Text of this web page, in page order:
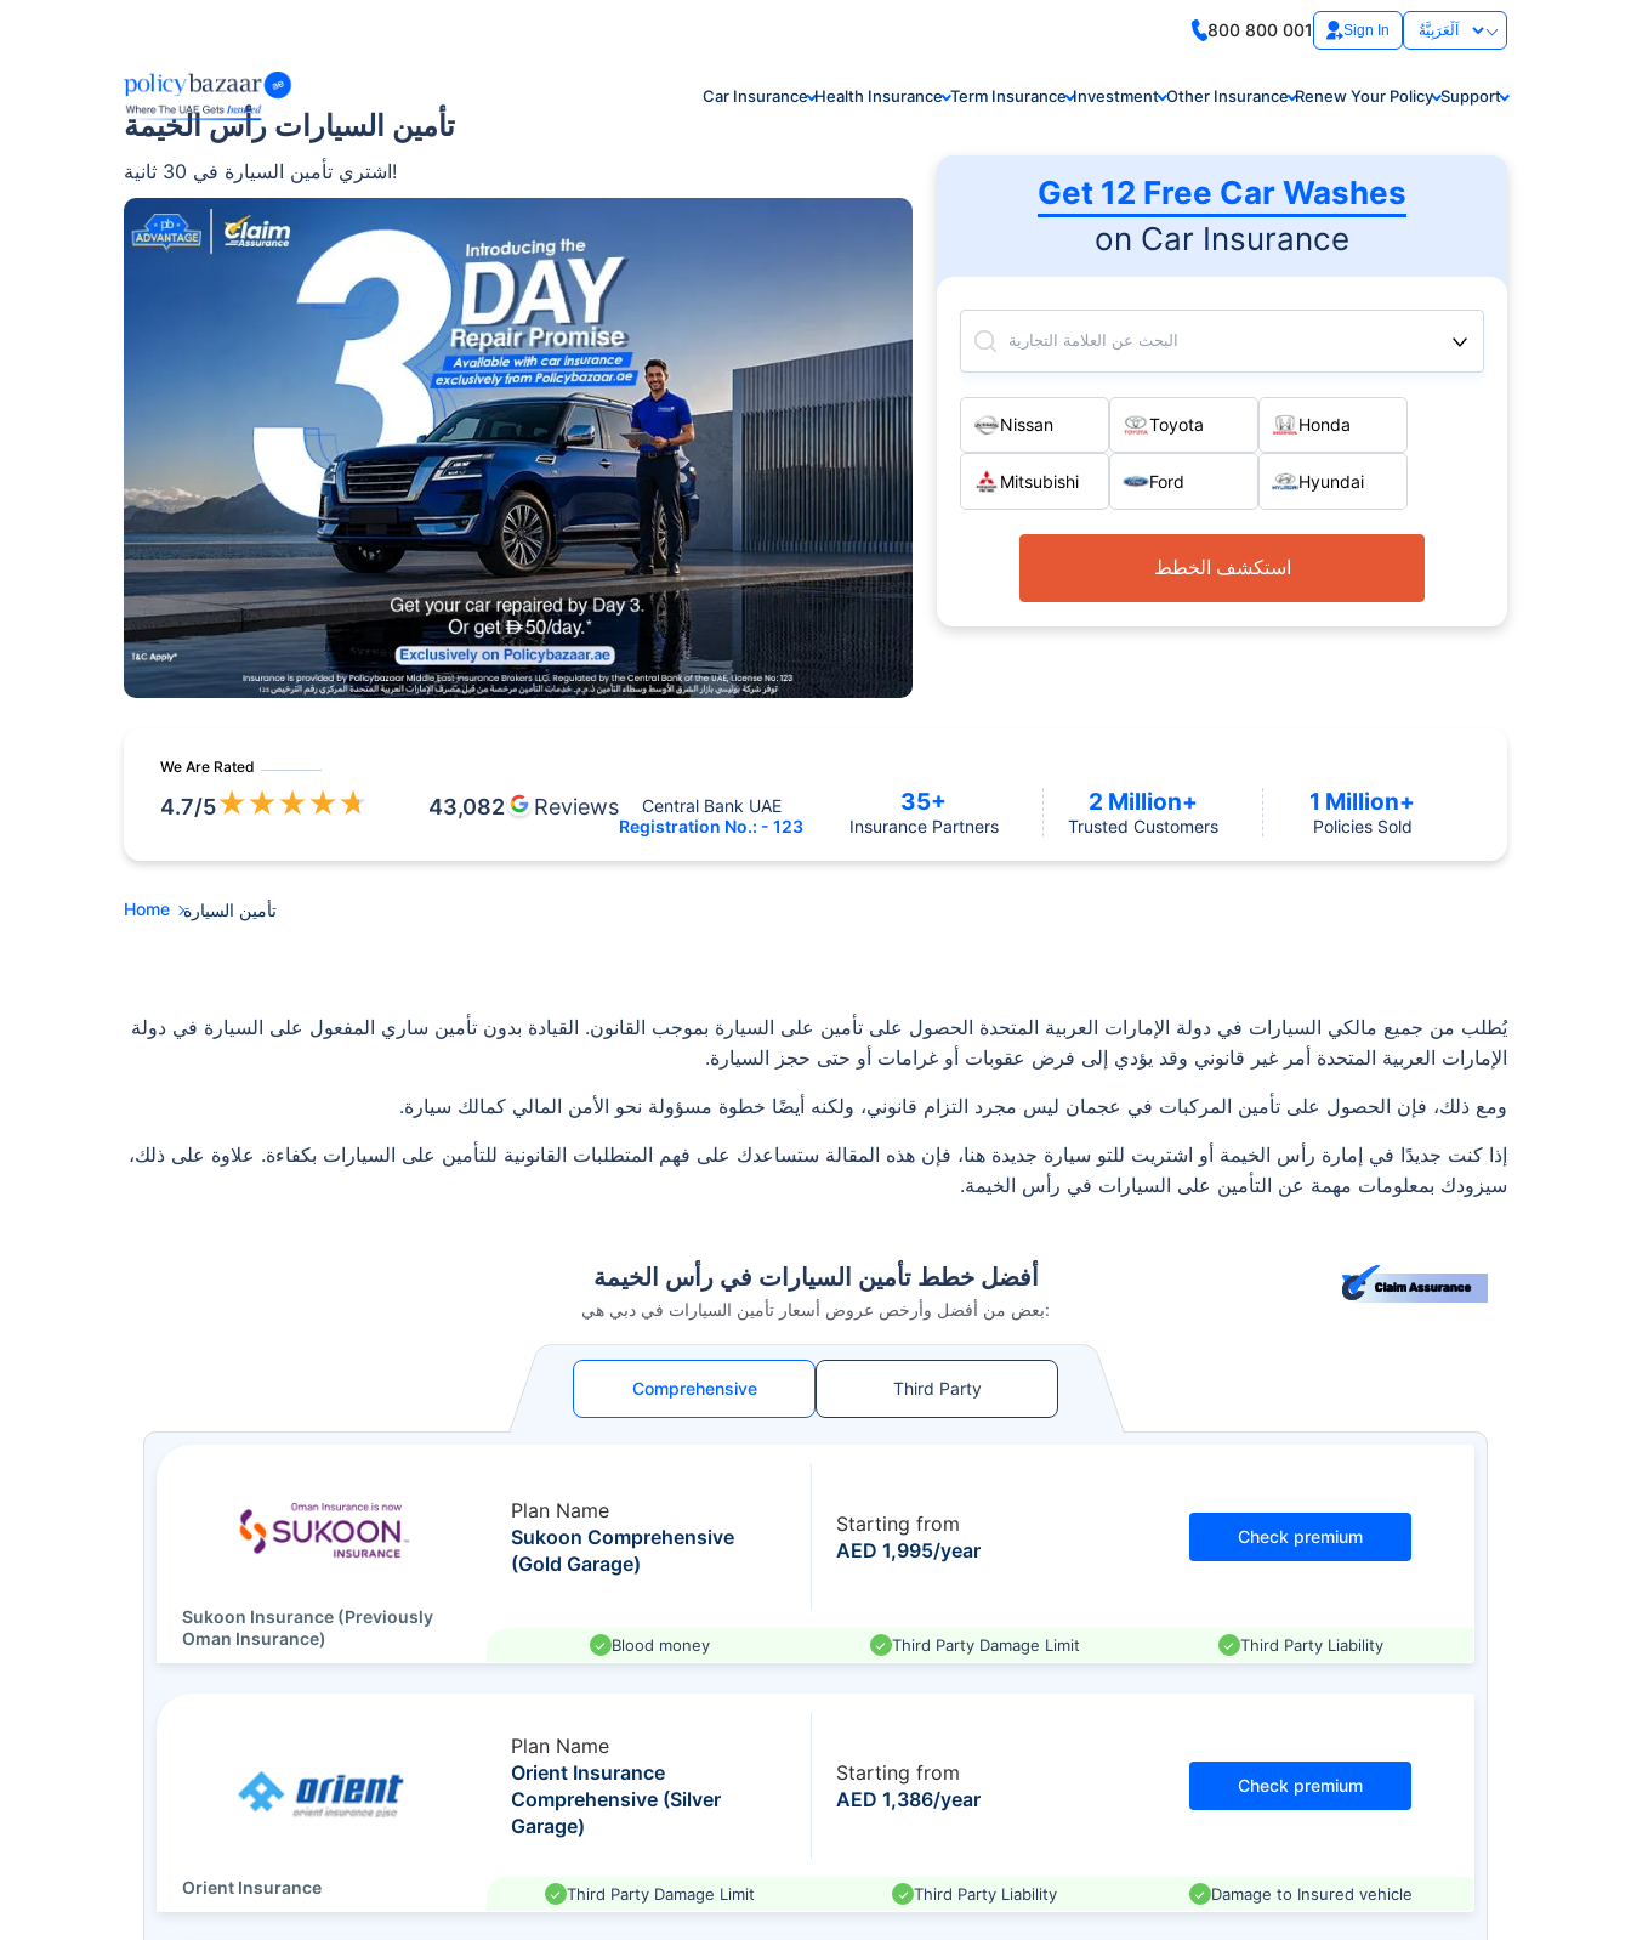
800 800 001 Sign In
Car Insurance Health Insurance Term Insurance Investment Other Insurance Renew Your Policy Support
تأمين السيارات رأس الخيمة
اشتري تأمين السيارة في 30 ثانية!
Get 12 Free Car Washes
on Car Insurance
البحث عن العلامة التجارية
Nissan Toyota Honda
Mitsubishi Ford Hyundai
استكشف الخطط
We Are Rated
4.7/5★★★★★ 43,082 Reviews
Central Bank UAE
Registration No.: - 123
35+
Insurance Partners
2 Million+
Trusted Customers
1 Million+
Policies Sold
Home تأمين السيارة
يُطلب من جميع مالكي السيارات في دولة الإمارات العربية المتحدة الحصول على تأمين على السيارة بموجب القانون. القيادة بدون تأمين ساري المفعول على السيارة في دولة
الإمارات العربية المتحدة أمر غير قانوني وقد يؤدي إلى فرض عقوبات أو غرامات أو حتى حجز السيارة.
ومع ذلك، فإن الحصول على تأمين المركبات في عجمان ليس مجرد التزام قانوني، ولكنه أيضًا خطوة مسؤولة نحو الأمن المالي كمالك سيارة.
إذا كنت جديدًا في إمارة رأس الخيمة أو اشتريت للتو سيارة جديدة هنا، فإن هذه المقالة ستساعدك على فهم المتطلبات القانونية للتأمين على السيارات بكفاءة. علاوة على ذلك،
سيزودك بمعلومات مهمة عن التأمين على السيارات في رأس الخيمة.
أفضل خطط تأمين السيارات في رأس الخيمة
بعض من أفضل وأرخص عروض أسعار تأمين السيارات في دبي هي:
Comprehensive Third Party
Sukoon Insurance (Previously
Oman Insurance)
Plan Name
Sukoon Comprehensive
(Gold Garage)
Starting from
AED 1,995/year
Check premium
Blood money Third Party Damage Limit Third Party Liability
Orient Insurance
Plan Name
Orient Insurance
Comprehensive (Silver
Garage)
Starting from
AED 1,386/year
Check premium
Third Party Damage Limit Third Party Liability Damage to Insured vehicle